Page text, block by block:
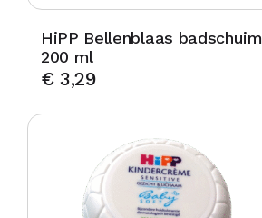
HiPP Bellenblaas badschuim
200 ml
€3,29